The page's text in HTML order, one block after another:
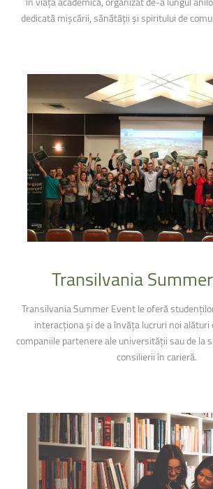
dedicată mișcării, sănătății și spiritului de
TransilvaniaSummer
Transilvania Summer Event le oferă
interacționa și de a învăța lucruri noi alături
companiile partenere ale universității sau de la
consilierii în carieră.